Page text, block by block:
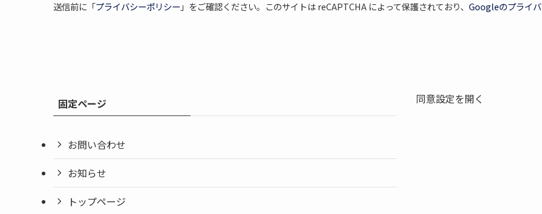
送信前に「プライバシーポリシー 」をご確認ください。このサイトは reCAPTCHA によって保護されており、 Googleのプライ
固定ページ
お問い合わせ
お知らせ
トップページ
同意設定を開く